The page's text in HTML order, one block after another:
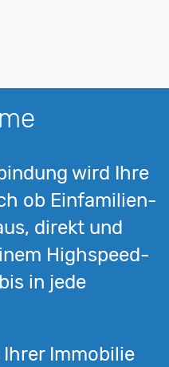
wird Ihre
ob Einfamilien-
direkt und
Highspeed-
in jede
Immobilie